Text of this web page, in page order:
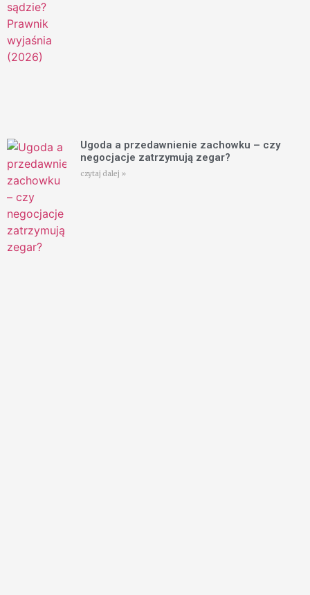
Ugoda a przedawnienie zachowku – czy
negocjacje zatrzymują zegar?
czytaj dalej »